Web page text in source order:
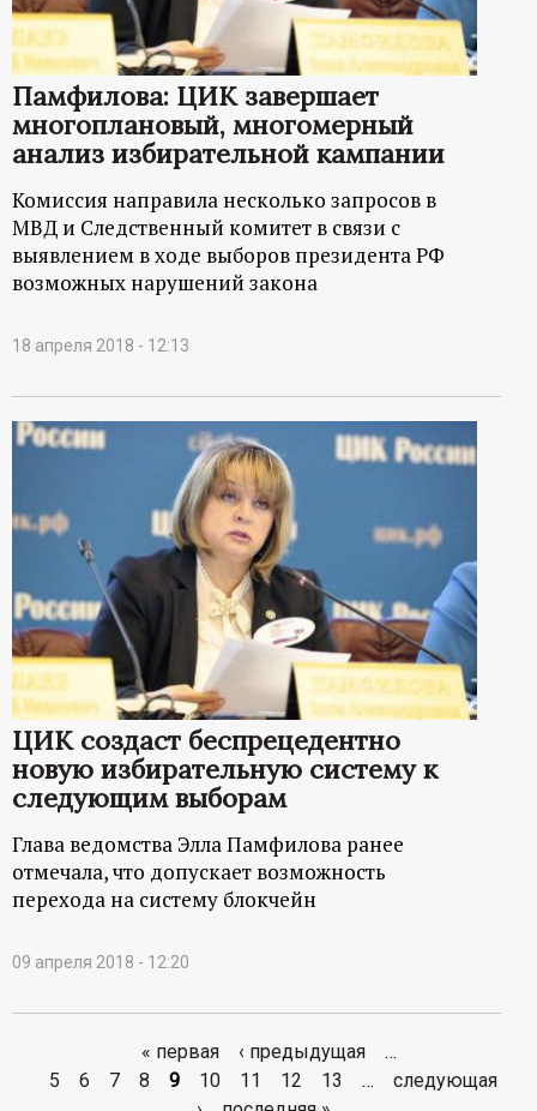
Памфилова: ЦИК завершает
многоплановый, многомерный
анализ избирательной кампании
Комиссия направила несколько запросов в
МВД и Следственный комитет в связи с
выявлением в ходе выборов президента РФ
возможных нарушений закона
18 апреля 2018 - 12:13
ЦИК создаст беспрецедентно
новую избирательную систему к
следующим выборам
Глава ведомства Элла Памфилова ранее
отмечала, что допускает возможность
перехода на систему блокчейн
09 апреля 2018 - 12:20
« первая ‹ предыдущая
…
5
6 7 8 9 10 11 12 13 …
следующая